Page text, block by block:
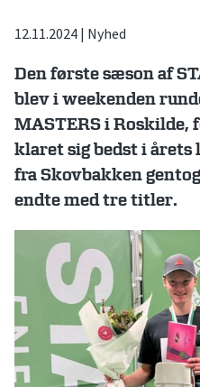
12.11.2024 | Nyhed
Den første sæson af
blev i weekenden
MASTERS i Roskilde,
klaret sig bedst i årets
fra Skovbakken
endte med tre titler.